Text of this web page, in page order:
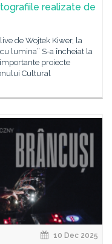
realizate de
de Wojtek Kiwer, la
lumina” S-a încheiat la
proiecte
Cultural
10 Dec 2025